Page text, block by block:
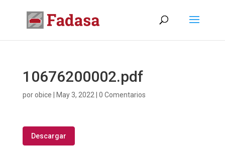
10676200002.pdf
porobice May 3, 2022 0 Comentarios
Descargar